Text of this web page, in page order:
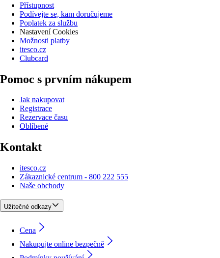
Přístupnost
Podívejte se, kam doručujeme
Poplatek za službu
Nastavení Cookies
Možnosti platby
itesco.cz
Clubcard
Pomoc s prvním nákupem
Jak nakupovat
Registrace
Rezervace času
Oblíbené
Kontakt
itesco.cz
Zákaznické centrum - 800 222 555
Naše obchody
Užitečné odkazy
Cena
Nakupujte online bezpečně